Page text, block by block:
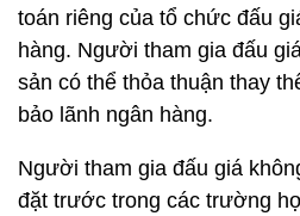
toán riêng của tổ chức đấu
hàng. Người tham gia đấu
sản có thể thỏa thuận thay
bảo lãnh ngân hàng.
Người tham gia đấu giá
đặt trước trong các trường